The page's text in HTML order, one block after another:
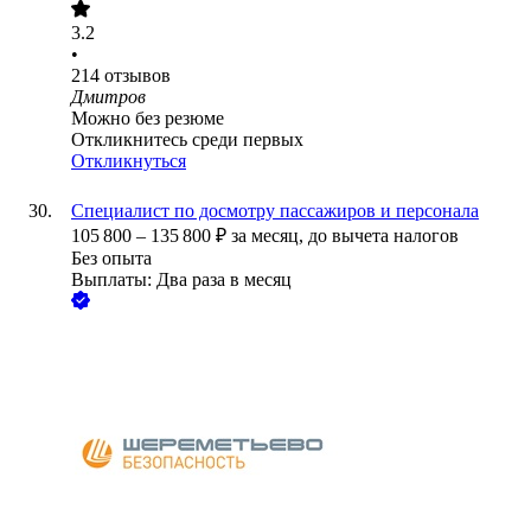
3.2
•
214 отзывов
Дмитров
Можно без резюме
Откликнитесь среди первых
Откликнуться
Специалист по досмотру пассажиров и персонала
105 800 – 135 800 ₽ за месяц, до вычета налогов
Без опыта
Выплаты: Два раза в месяц